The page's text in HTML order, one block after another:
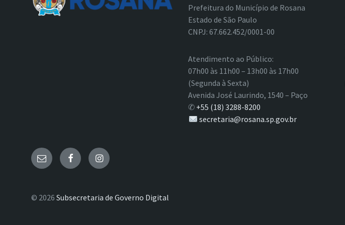
Prefeitura do Município de Rosana
Estado de São Paulo
CNPJ: 67.662.452/0001-00
Atendimento ao Público:
07h00 às 11h00 – 13h00 às 17h00
(Segunda à Sexta)
Avenida José Laurindo, 1540 – Paço
✆ +55 (18) 3288-8200
secretaria@rosana.sp.gov.br
E- FacebookInstagram
© 2026 Subsecretaria de Governo Digital